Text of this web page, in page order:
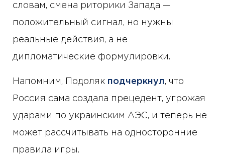
словам, смена риторики Запада —
положительный сигнал, но нужны
реальные действия, а не
дипломатические формулировки.
Напомним, Подоляк подчеркнул, что
Россия сама создала прецедент, угрожая
ударами по украинским АЭС, и теперь не
может рассчитывать на односторонние
правила игры.